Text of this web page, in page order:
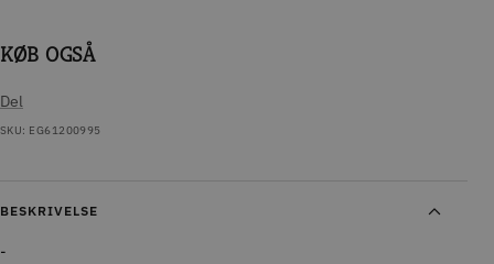
KØB OGSÅ
Del
SKU: EG61200995
BESKRIVELSE
-